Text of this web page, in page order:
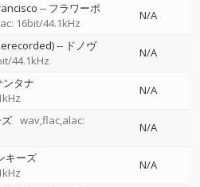
-- フラワーポ
16bit/44.1kHz
N/A
-- ドノヴ
44.1kHz
N/A
ンタナ
N/A
wav,flac,alac:
N/A
キーズ
N/A